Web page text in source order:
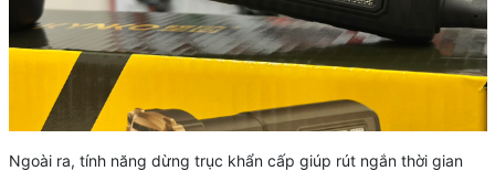
Ngoài ra, tính năng dừng trục khẩn cấp giúp rút ngắn thời gian